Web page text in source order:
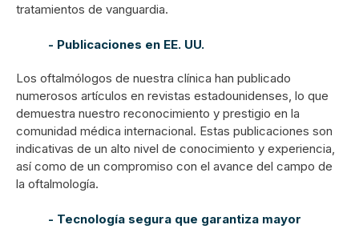
tratamientos de vanguardia.
- Publicaciones en EE. UU.
Los oftalmólogos de nuestra clínica han publicado
numerosos artículos en revistas estadounidenses, lo que
demuestra nuestro reconocimiento y prestigio en la
comunidad médica internacional. Estas publicaciones son
indicativas de un alto nivel de conocimiento y experiencia,
así como de un compromiso con el avance del campo de
la oftalmología.
- Tecnología segura que garantiza mayor